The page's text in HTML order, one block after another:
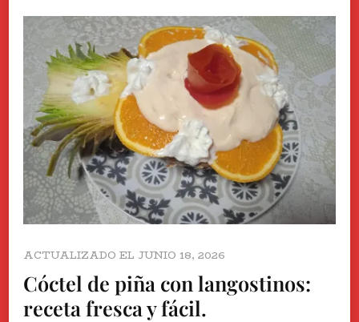
ACTUALIZADO EL JUNIO 18, 2026
Cóctel de piña con langostinos:
receta fresca y fácil.